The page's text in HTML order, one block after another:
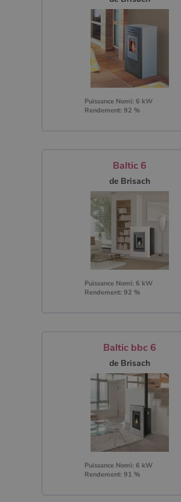
Puissance Nomi: 6 kW
Rendement: 92 %
Baltic 6
de Brisach
Puissance Nomi: 6 kW
Rendement: 92 %
Baltic bbc 6
de Brisach
Puissance Nomi: 6 kW
Rendement: 91 %